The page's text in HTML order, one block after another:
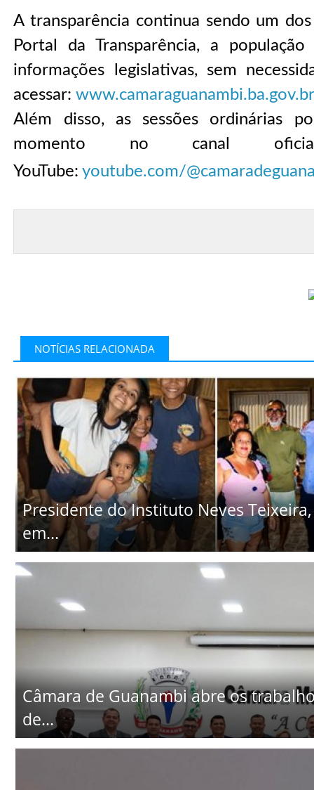
A transparência continua sendo um
Portal da Transparência, a
informações legislativas, sem
acessar:
Além disso, as sessões ordinárias
momento no canal
YouTube:youtube.com/
NOTÍCIAS RELACIONADA
Presidente do Instituto Neves
em...
Câmara de Guanambi abre os
de...